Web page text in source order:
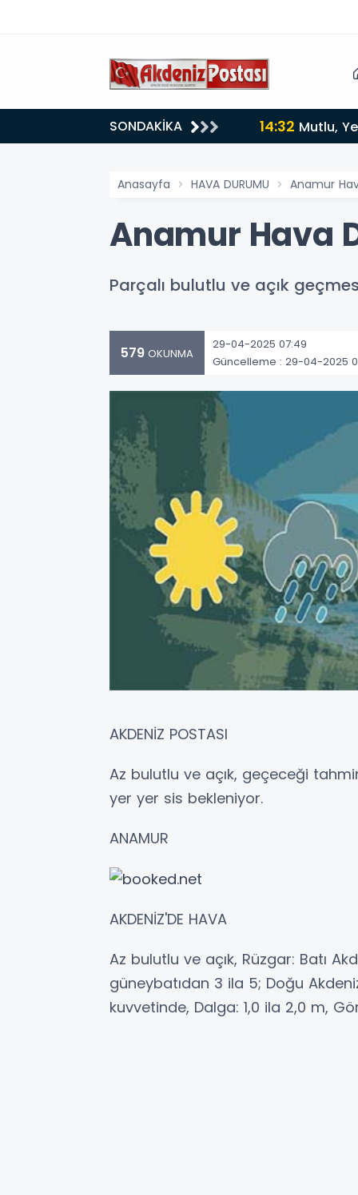
SONDAKİKA 14:32 Mutlu,
Anasayfa HAVA DURUMU Anamur
Anamur Hava
Parçalı bulutlu ve açık
579 OKUNMA
29-04-2025 07:49
Güncelleme : 29-04-2025
AKDENİZ POSTASI
Az bulutlu ve açık, geçeceği
yer yer sis bekleniyor.
ANAMUR
AKDENİZ'DE HAVA
Az bulutlu ve açık, Rüzgar: Batı
güneybatıdan 3 ila 5; Doğu
kuvvetinde, Dalga: 1,0 ila 2,0 m,